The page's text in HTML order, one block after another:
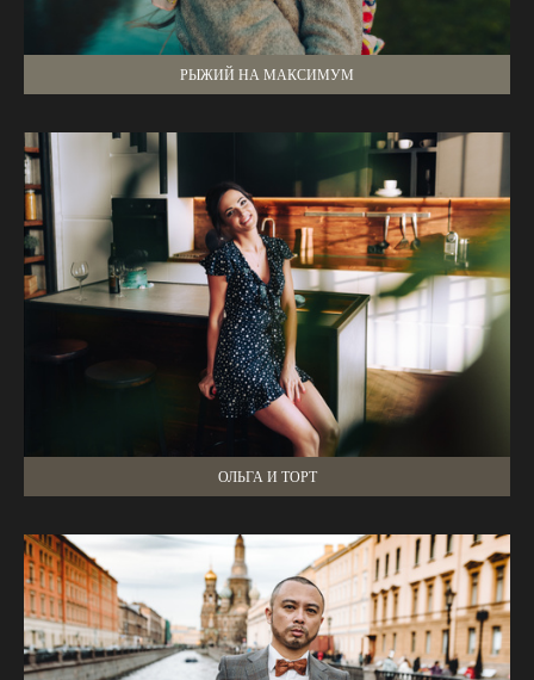
РЫЖИЙ НА МАКСИМУМ
ОЛЬГА И ТОРТ